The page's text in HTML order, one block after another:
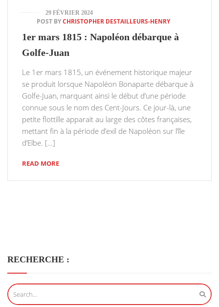
29 FÉVRIER 2024
POST BYCHRISTOPHER DESTAILLEURS-HENRY
1er mars 1815 : Napoléon débarque à
Golfe-Juan
Le 1er mars 1815, un événement historique majeur
se produit lorsque Napoléon Bonaparte débarque à
Golfe-Juan, marquant ainsi le début d’une période
connue sous le nom des Cent-Jours. Ce jour-là, une
petite flottille apparait au large des côtes françaises,
mettant fin à la période d’exil de Napoléon sur l’île
d’Elbe. […]
READ MORE
RECHERCHE :